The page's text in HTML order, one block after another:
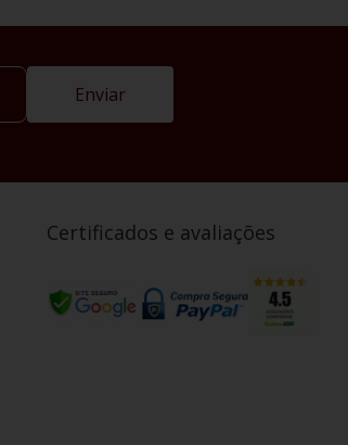
Enviar
Certificados e avaliações